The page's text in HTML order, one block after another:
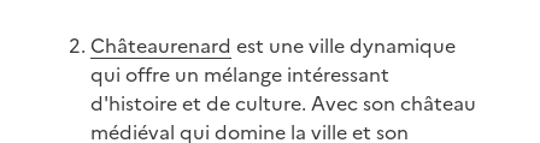
Châteaurenard est une ville dynamique
qui offre un mélange intéressant
d'histoire et de culture. Avec son château
médiéval qui domine la ville et son